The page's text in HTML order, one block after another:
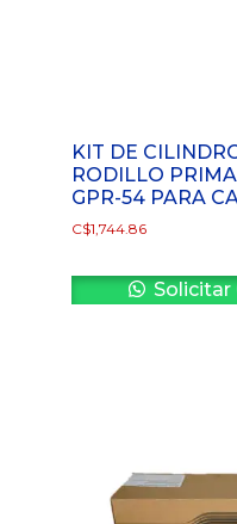
KIT DE
RODILLO
GPR-54 PARA
C$1,744.86
Solicitar